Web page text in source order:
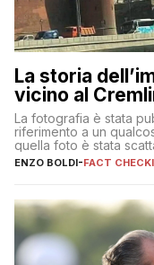
La storia
vicino al
La fotografia è stata
riferimento a un
quella foto è stata
ENZO BOLDI-FACT